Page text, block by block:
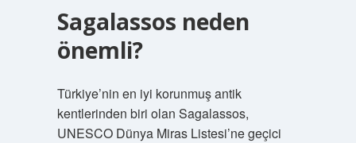
Sagalassos neden
önemli?
Türkiye’nin en iyi korunmuş antik
kentlerinden biri olan Sagalassos,
UNESCO Dünya Miras Listesi’ne geçici